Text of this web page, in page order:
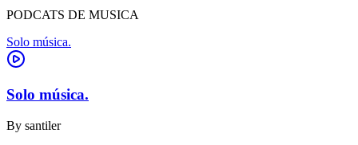
PODCATS DE MUSICA
Solo música.
Solo música.
By santiler